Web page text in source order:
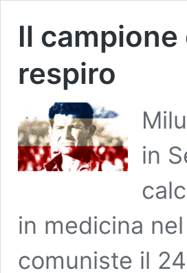
Il
respiro
in
in medicina
comuniste il